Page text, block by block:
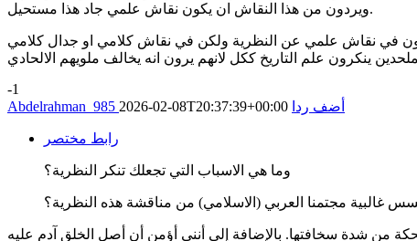
ويردون من هذا النقاش ان يكون نقاش علمي جاد هذا مستحيل.
يكون في نقاش علمي عن النظرية ولكن في نقاش كلامي او جدال كلامي
-1
Abdelrahman_985 2026-02-08T20:37:39+00:00 أضف ردا
رابط مختصر
وما هي الاسباب التي تجعلك تنكر النظرية؟
من شدة سخافتها. بالإضافة إلى أنني أؤمن أن أصل الخلق آدم عليه